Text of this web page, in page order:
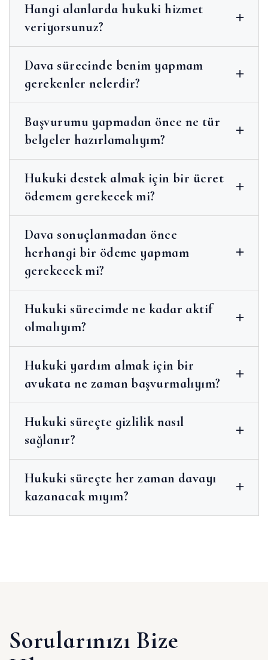
Hangi alanlarda hukuki hizmet
veriyorsunuz?
Dava sürecinde benim yapmam
gerekenler nelerdir?
Başvurumu yapmadan önce ne tür
belgeler hazırlamalıyım?
Hukuki destek almak için bir ücret
ödemem gerekecek mi?
Dava sonuçlanmadan önce
herhangi bir ödeme yapmam
gerekecek mi?
Hukuki sürecimde ne kadar aktif
olmalıyım?
Hukuki yardım almak için bir
avukata ne zaman başvurmalıyım?
Hukuki süreçte gizlilik nasıl
sağlanır?
Hukuki süreçte her zaman davayı
kazanacak mıyım?
Sorularınızı Bize